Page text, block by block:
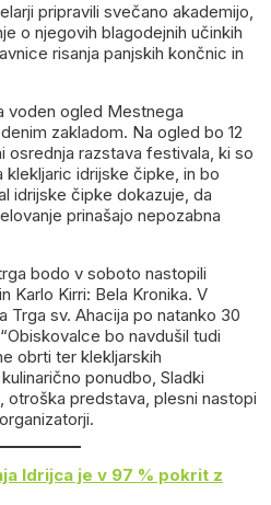
pripravili svečano akademijo,
o njegovih blagodejnih učinkih
risanja panjskih končnic in
voden ogled Mestnega
zakladom. Na ogled bo 12
osrednja razstava festivala, ki so
idrijske čipke, in bo
idrijske čipke dokazuje, da
prinašajo nepozabna
bodo v soboto nastopili
Karlo Kirri: Bela Kronika. V
Trga sv. Ahacija po natanko 30
bo navdušil tudi
obrti ter klekljarskih
ponudbo, Sladki
predstava, plesni nastopi
Idrijca je v 97 % pokrit z